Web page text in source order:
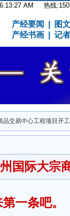
AM 热线
产经要闻
图
产经书画
记
品交易中心工程项目开
国际大宗
一条吧。